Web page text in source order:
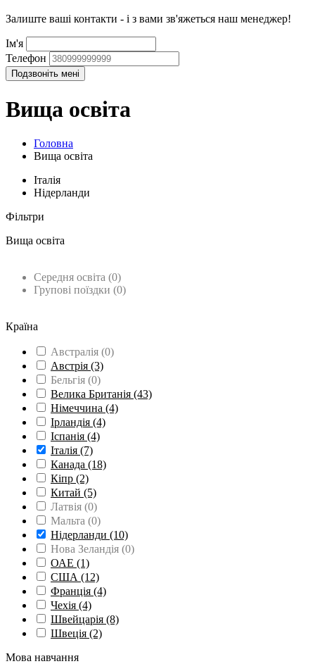
Залиште ваші контакти - і з вами зв'яжеться наш менеджер!
Ім'я
Телефон
Вища освіта
Головна
Вища освіта
Італія
Нідерланди
Фільтри
Вища освіта
Середня освіта (0)
Групові поїздки (0)
Країна
Австралія (0)
Австрія (3)
Бельгія (0)
Велика Британія (43)
Німеччина (4)
Ірландія (4)
Іспанія (4)
Італія (7)
Канада (18)
Кіпр (2)
Китай (5)
Латвія (0)
Мальта (0)
Нідерланди (10)
Нова Зеландія (0)
ОАЕ (1)
США (12)
Франція (4)
Чехія (4)
Швейцарія (8)
Швеція (2)
Мова навчання